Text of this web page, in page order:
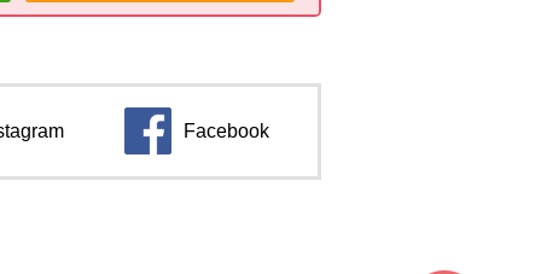
ドウで開きます。
Facebook
別のウィンドウで開きます。